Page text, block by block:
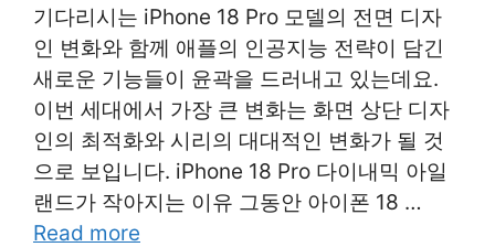
기다리시는 iPhone 18 Pro 모델의 전면 디자
인 변화와 함께 애플의 인공지능 전략이 담긴
새로운 기능들이 윤곽을 드러내고 있는데요.
이번 세대에서 가장 큰 변화는 화면 상단 디자
인의 최적화와 시리의 대대적인 변화가 될 것
으로 보입니다. iPhone 18 Pro 다이내믹 아일
랜드가 작아지는 이유 그동안 아이폰 18 …
Read more